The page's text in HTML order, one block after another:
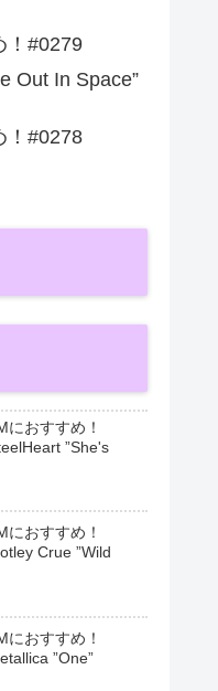
！#0279
Out In Space”
！#0278
におすすめ！
”She's
におすすめ！
Crue ”Wild
におすすめ！
”One”